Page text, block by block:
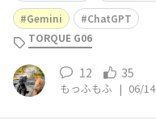
Gemini
ChatGPT
TORQUE G06
12 35
もっふもふ | 06/14